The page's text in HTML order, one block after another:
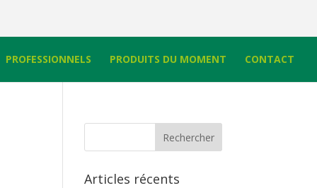
PROFESSIONNELS PRODUITS DU MOMENT CONTACT
Articles récents